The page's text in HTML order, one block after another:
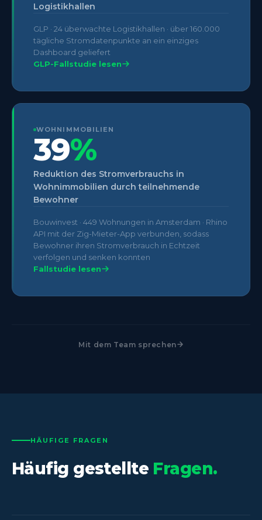
Logistikhallen
GLP · 24 überwachte Logistikhallen · über 160.000
tägliche Stromdatenpunkte an ein einziges
Dashboard geliefert
GLP-Fallstudie lesen
WOHNIMMOBILIEN
39%
Reduktion des Stromverbrauchs in
Wohnimmobilien durch teilnehmende
Bewohner
Bouwinvest · 449 Wohnungen in Amsterdam · Rhino
API mit der Zig-Mieter-App verbunden, sodass
Bewohner ihren Stromverbrauch in Echtzeit
verfolgen und senken konnten
Fallstudie lesen
Mit dem Team sprechen
HÄUFIGE FRAGEN
Häufig gestellte Fragen.